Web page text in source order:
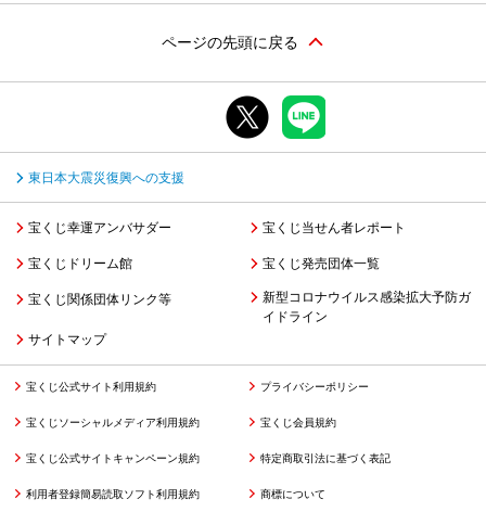
ページの先頭に戻る
東日本大震災復興への支援
宝くじ幸運アンバサダー 宝くじ当せん者レポート
宝くじドリーム館 宝くじ発売団体一覧
宝くじ関係団体リンク等
新型コロナウイルス感染拡大予防ガ
イドライン
サイトマップ
宝くじ公式サイト利用規約 プライバシーポリシー
宝くじソーシャルメディア利用規約 宝くじ会員規約
宝くじ公式サイトキャンペーン規約 特定商取引法に基づく表記
利用者登録簡易読取ソフト利用規約 商標について